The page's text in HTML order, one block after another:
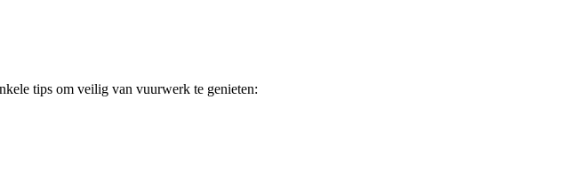
tips om veilig van vuurwerk te genieten: